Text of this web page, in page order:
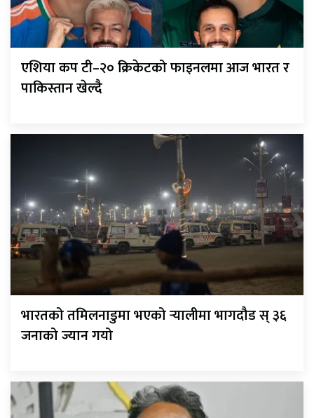
एशिया कप टी–२० क्रिकेटको फाइनलमा आज भारत र
पाकिस्तान खेल्दै
भारतको तमिलनाडुमा भएको र्‍यालीमा भागदौड स् ३६
जनाको ज्यान गयो